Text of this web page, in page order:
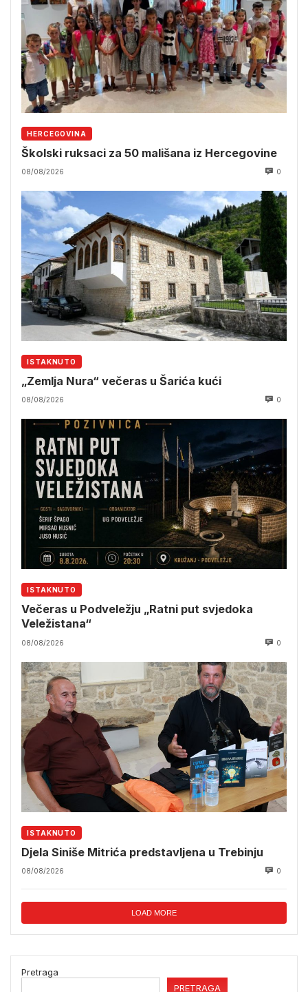
HERCEGOVINA
Školski ruksaci za 50 mališana iz Hercegovine
08/08/2026 0
ISTAKNUTO
„Zemlja Nura“ večeras u Šarića kući
08/08/2026 0
ISTAKNUTO
Večeras u Podveležju „Ratni put svjedoka
Veležistana“
08/08/2026 0
ISTAKNUTO
Djela Siniše Mitrića predstavljena u Trebinju
08/08/2026 0
LOAD MORE
Pretraga
PRETRAGA